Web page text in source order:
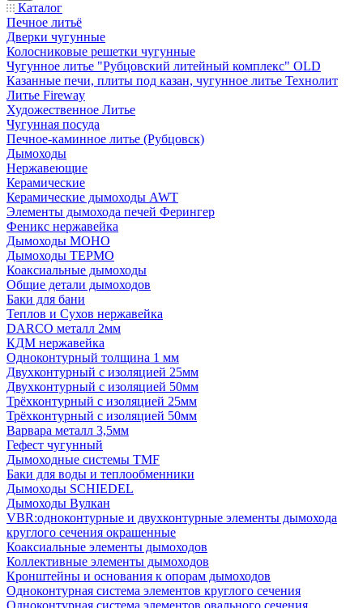
Каталог
Печное литьё
Дверки чугунные
Колосниковые решетки чугунные
Чугунное литье "Рубцовский литейный комплекс" OLD
Казанные печи, плиты под казан, чугунное литье Технолит
Литье Fireway
Художественное Литье
Чугунная посуда
Печное-каминное литье (Рубцовск)
Дымоходы
Нержавеющие
Керамические
Керамические дымоходы AWT
Элементы дымохода печей Ферингер
Феникс нержавейка
Дымоходы МОНО
Дымоходы ТЕРМО
Коаксиальные дымоходы
Общие детали дымоходов
Баки для бани
Теплов и Сухов нержавейка
DARCO металл 2мм
КДМ нержавейка
Одноконтурный толщина 1 мм
Двухконтурный с изоляцией 25мм
Двухконтурный с изоляцией 50мм
Трёхконтурный с изоляцией 25мм
Трёхконтурный с изоляцией 50мм
Варвара металл 3,5мм
Гефест чугунный
Дымоходные системы TMF
Баки для воды и теплообменники
Дымоходы SCHIEDEL
Дымоходы Вулкан
VBR:одноконтурные и двухконтурные элементы дымохода
круглого сечения окрашенные
Коаксиальные элементы дымоходов
Коллективные элементы дымоходов
Кронштейны и основания к опорам дымоходов
Одноконтурная система элементов круглого сечения
Одноконтурная система элементов овального сечения